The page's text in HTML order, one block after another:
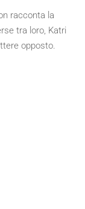
racconta la
tra loro, Katri
opposto.